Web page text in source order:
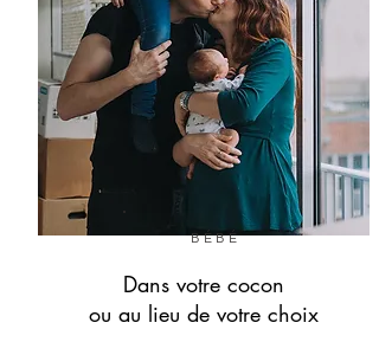
BÉBÉ
Dans votre cocon
ou au lieu de votre choix